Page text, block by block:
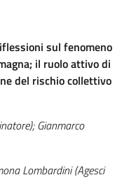
sul fenomeno
il ruolo attivo di
del rischio collettivo
Gianmarco
Lombardini (Agesci